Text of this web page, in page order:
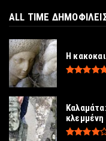
ALL TIME
Η